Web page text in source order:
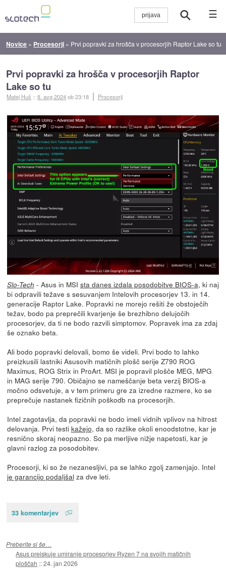
☰
Novice » Procesorji » Prvi popravki za hrošča v procesorjih Raptor Lake so tu
Prvi popravki za hrošča v procesorjih Raptor
Lake so tu
Matej Huš ::8. avg 2024ob 23:18 Procesorji
Slo-Tech - Asus in MSI sta danes izdala posodobitve BIOS-a, ki naj
bi odpravili težave s sesuvanjem Intelovih procesorjev 13. in 14.
generacije Raptor Lake. Popravki ne morejo rešiti že obstoječih
težav, bodo pa preprečili kvarjenje še brezhibno delujočih
procesorjev, da ti ne bodo razvili simptomov. Popravek ima za zdaj
še oznako beta.
Ali bodo popravki delovali, bomo še videli. Prvi bodo to lahko
preizkusili lastniki Asusovih matičnih plošč serije Z790 ROG
Maximus, ROG Strix in ProArt. MSI je popravil plošče MEG, MPG
in MAG serije 790. Običajno se nameščanje beta verzij BIOS-a
močno odsvetuje, a v tem primeru gre za izredne razmere, ko se
preprečuje nastanek fizičnih poškodb na procesorjih.
Intel zagotavlja, da popravki ne bodo imeli vidnih vplivov na hitrost
delovanja. Prvi testi kažejo, da so razlike okoli enoodstotne, kar je
resnično skoraj neopazno. So pa merljive nižje napetosti, kar je
glavni razlog za posodobitev.
Procesorji, ki so že nezanesljivi, pa se lahko zgolj zamenjajo. Intel
je garancijo podaljšal za dve leti.
33 komentarjev
Preberite si še…
Asus preiskuje umiranje procesorjev Ryzen 7 na svojih matičnih
ploščah ::24. jan 2026